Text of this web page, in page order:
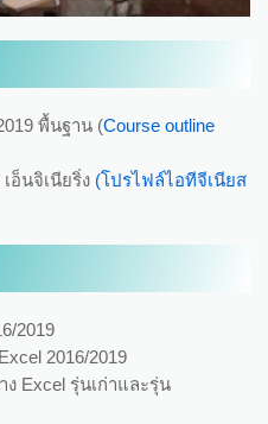
พื้นฐาน (Course outline
อ็นจิเนียริ่ง (โปรไฟล์ไอทีจีเนียส
2019
2016/2019
ง Excel รุ่นเก่าและรุ่น